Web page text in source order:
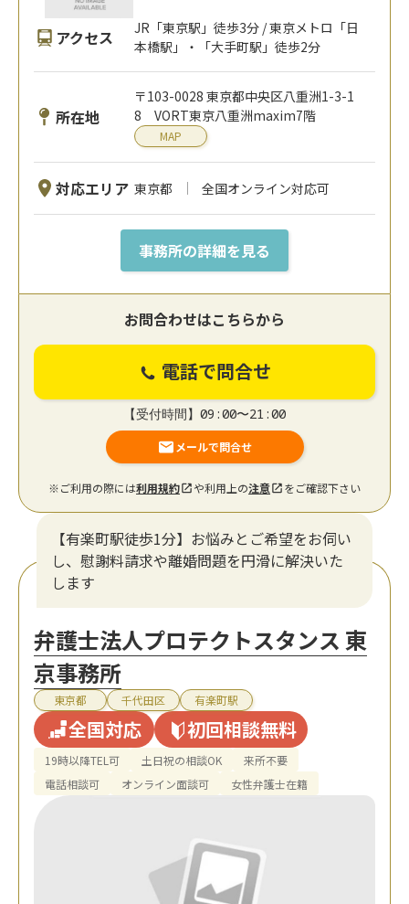
アクセス
JR「東京駅」徒歩3分 / 東京メトロ「日
本橋駅」・「大手町駅」徒歩2分
所在地
〒103-0028 東京都中央区八重洲1-3-1
8 VORT東京八重洲maxim7階
MAP
対応エリア 東京都 全国オンライン対応可
事務所の詳細を見る
お問合わせはこちらから
電話で問合せ
【受付時間】09:00〜21:00
メールで問合せ
※ご利用の際には利用規約 や利用上の注意 をご確認下さい
【有楽町駅徒歩1分】お悩みとご希望をお伺い
し、慰謝料請求や離婚問題を円滑に解決いた
します
弁護士法人プロテクトスタンス 東
京事務所
東京都 千代田区 有楽町駅
全国対応 初回相談無料
19時以降TEL可 土日祝の相談OK
来所不要
電話相談可
オンライン面談可 女性弁護士在籍